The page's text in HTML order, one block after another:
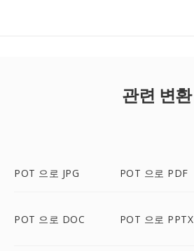
관련 변환
POT 으로 JPG POT 으로 PDF
POT 으로 DOC POT 으로 PPTX